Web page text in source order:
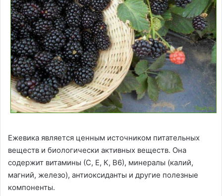
Ежевика является ценным источником питательных
веществ и биологически активных веществ. Она
содержит витамины (С, Е, К, В6), минералы (калий,
магний, железо), антиоксиданты и другие полезные
компоненты.